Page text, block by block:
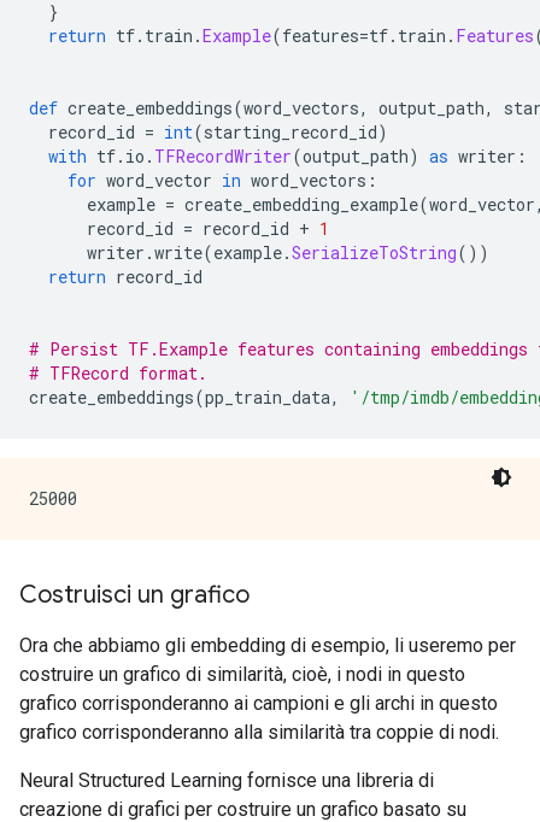
}
return tf. train .Example(features=tf. train . Features
def create_embeddings(word_vectors, output_path,
record_id = int(starting_record_id)
with tf. io . TFRecordWriter(output_path) as writer :
for word_vector in word_vectors :
example = create_embedding_example(word_vector
record_id = record_id + 1
writer .write(example.SerializeToString())
return record_id
# Persist TF.Example features containing
# TFRecord format.
create_embeddings(pp_train_data, '/tmp/imdb/
Costruisci un grafico
Ora che abbiamo gli embedding di esempio, li useremo per
costruire un grafico di similarità, cioè, i nodi in questo
grafico corrisponderanno ai campioni e gli archi in questo
grafico corrisponderanno alla similarità tra coppie di nodi.
Neural Structured Learning fornisce una libreria di
creazione di grafici per costruire un grafico basato su